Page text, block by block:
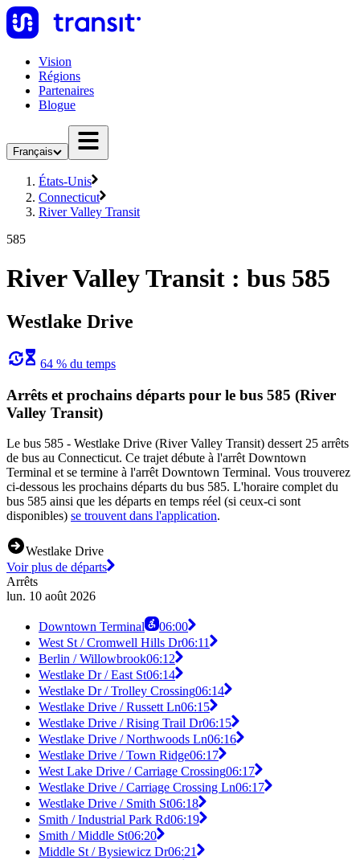
Vision
Régions
Partenaires
Blogue
Français
États-Unis
Connecticut
River Valley Transit
585
River Valley Transit : bus 585
Westlake Drive
64 % du temps
Arrêts et prochains départs pour le bus 585 (River
Valley Transit)
Le bus 585 - Westlake Drive (River Valley Transit) dessert 25 arrêts
de bus au Connecticut. Ce trajet débute à l'arrêt Downtown
Terminal et se termine à l'arrêt Downtown Terminal. Vous trouverez
ci-dessous les prochains départs du bus 585. L'horaire complet du
bus 585 ainsi que les départs en temps réel (si ceux-ci sont
disponibles) se trouvent dans l'application.
Westlake Drive
Voir plus de départs
Arrêts
lun. 10 août 2026
Downtown Terminal
06:00
West St / Cromwell Hills Dr06:11
Berlin / Willowbrook06:12
Westlake Dr / East St06:14
Westlake Dr / Trolley Crossing06:14
Westlake Drive / Russett Ln06:15
Westlake Drive / Rising Trail Dr06:15
Westlake Drive / Northwoods Ln06:16
Westlake Drive / Town Ridge06:17
West Lake Drive / Carriage Crossing06:17
Westlake Drive / Carriage Crossing Ln06:17
Westlake Drive / Smith St06:18
Smith / Industrial Park Rd06:19
Smith / Middle St06:20
Middle St / Bysiewicz Dr06:21